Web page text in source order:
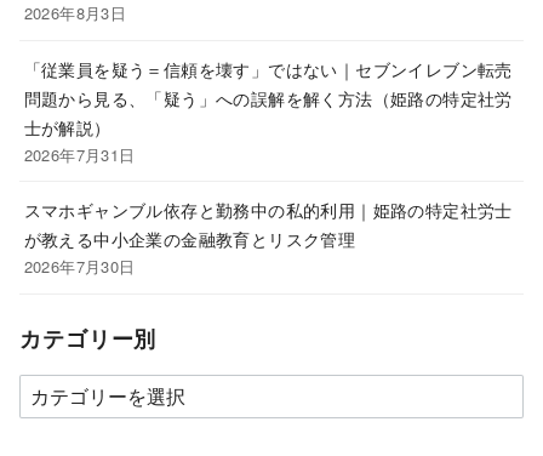
2026年8月3日
「従業員を疑う＝信頼を壊す」ではない｜セブンイレブン転売
問題から見る、「疑う」への誤解を解く方法（姫路の特定社労
士が解説）
2026年7月31日
スマホギャンブル依存と勤務中の私的利用｜姫路の特定社労士
が教える中小企業の金融教育とリスク管理
2026年7月30日
カテゴリー別
カ
テ